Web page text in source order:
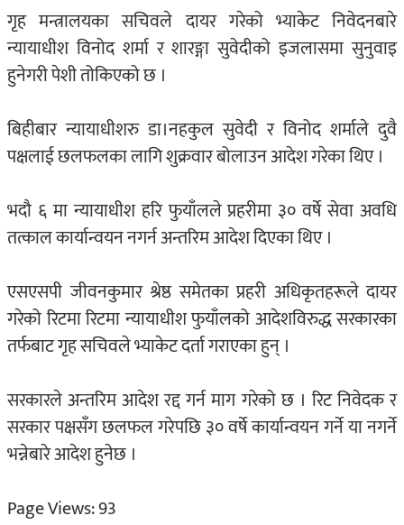
गृह मन्त्रालयका सचिवले दायर गरेको भ्याकेट निवेदनबारे
न्यायाधीश विनोद शर्मा र शारङ्गा सुवेदीको इजलासमा सुनुवाइ
हुनेगरी पेशी तोकिएको छ ।
बिहीबार न्यायाधीशरु डा।नहकुल सुवेदी र विनोद शर्माले दुवै
पक्षलाई छलफलका लागि शुक्रवार बोलाउन आदेश गरेका थिए ।
भदौ ६ मा न्यायाधीश हरि फुयाँलले प्रहरीमा ३० वर्षे सेवा अवधि
तत्काल कार्यान्वयन नगर्न अन्तरिम आदेश दिएका थिए ।
एसएसपी जीवनकुमार श्रेष्ठ समेतका प्रहरी अधिकृतहरूले दायर
गरेको रिटमा रिटमा न्यायाधीश फुयाँलको आदेशविरुद्ध सरकारका
तर्फबाट गृह सचिवले भ्याकेट दर्ता गराएका हुन् ।
सरकारले अन्तरिम आदेश रद्द गर्न माग गरेको छ । रिट निवेदक र
सरकार पक्षसँग छलफल गरेपछि ३० वर्षे कार्यान्वयन गर्ने या नगर्ने
भन्नेबारे आदेश हुनेछ ।
Page Views:93